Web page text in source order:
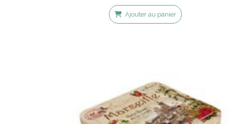
Ajouter au panier